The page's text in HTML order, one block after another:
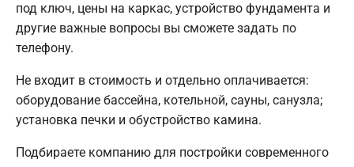
под ключ, цены на каркас, устройство фундамента и
другие важные вопросы вы сможете задать по
телефону.
Не входит в стоимость и отдельно оплачивается:
оборудование бассейна, котельной, сауны, санузла;
установка печки и обустройство камина.
Подбираете компанию для постройки современного